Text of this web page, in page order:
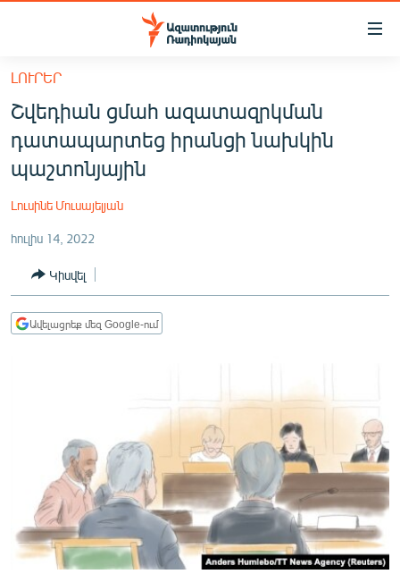
Մատչելիության
հիմնական
բովանդակությանը
հիմնական
մենյուին
ՀԱՅԱՍՏԱՆ
ՔԱՂԱՔԱԿԱՆ
ՏՆՏԵՍՈՒԹՅՈՒՆ
ՂԱՐԱԲԱՂ
ՄՇԱԿՈՒՅԹ
ՍՊՈՐՏ
ՄԵԿՆԱԲԱՆՈՒԹՅՈՒՆ
ՏՏ ԵՒ ԻՆՏԵՐՆԵՏ
ԼՈՒՐԵՐ
Շվեդիան ցմահ ազատազրկման
դատապարտեց իրանցի նախկին
պաշտոնյային
Լուսինե Մուսայելյան
հուլիս 14, 2022
Կիսվել
Ավելացրեք մեզ Google-ում